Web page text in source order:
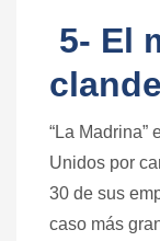
5- El
“La Madrina”
Unidos por
30 de sus
caso más